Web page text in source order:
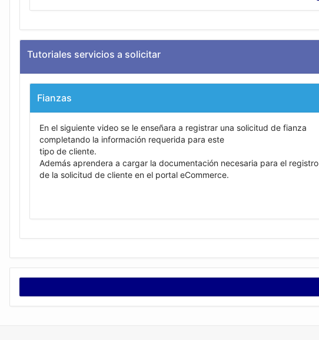
Tutoriales servicios a solicitar
Fianzas
En el siguiente video se le enseñara a registrar una solicitud de fianza
completando la información requerida para este
tipo de cliente.
Además aprendera a cargar la documentación necesaria para el registro
de la solicitud de cliente en el portal eCommerce.